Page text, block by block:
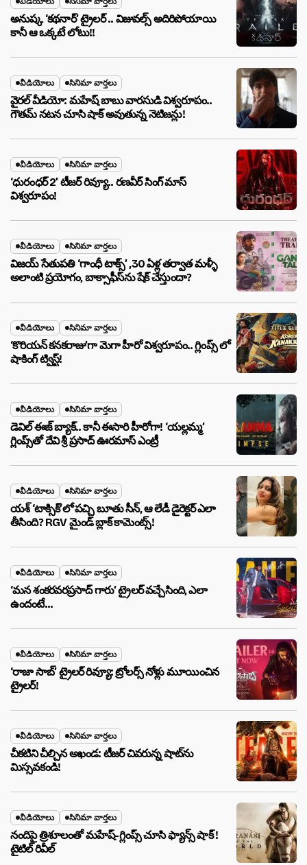
అనుష్క ‘కథనార్’ ట్రైలర్ .. విజువల్స్ అదిరిపోయాయి
కానీ ఆ ఒక్కటే లోటు!!
వీడియోలు సినిమా వార్తలు
వైరల్ వీడియో: మహేష్ బాబు వారసుడి విశ్వరూపం..
గౌతమ్ నటన చూసి షాక్ అవుతున్న నెటిజన్లు!
వీడియోలు సినిమా వార్తలు
‘ధురంధర్ 2’ టీజర్ రివ్యూ.. రణవీర్ సింగ్ మాస్
విశ్వరూపం!
వీడియోలు సినిమా వార్తలు
విజయ్ సేతుపతి ‘గాంధీ టాక్స్’ ,30 ఏళ్ల తర్వాత మళ్ళీ
అలాంటి ప్రయోగం, బాక్సాఫీస్‌ను షేక్ చేస్తుందా?
వీడియోలు సినిమా వార్తలు
‘కొరియన్ కనకరాజు’గా మెగా హీరో విశ్వరూపం.. గ్లింప్స్ లో
షాకింగ్ ట్విస్ట్!
వీడియోలు సినిమా వార్తలు
డెవిల్ ఈజ్ బ్యాక్.. కానీ ఈసారి హీరోగా! ‘యల్లమ్మ’
గ్లింప్స్‌తో దేవి శ్రీ ప్రసాద్ ఊరమాస్ ఎంట్రీ
వీడియోలు సినిమా వార్తలు
యశ్ ‘టాక్సిక్’లో పచ్చి బూతు సీన్, ఆ లేడీ డైరెక్టర్ ఎలా
తీసింది? RGV మైండ్ బ్లాక్ కామెంట్స్!
వీడియోలు సినిమా వార్తలు
‘మన శంకరవరప్రసాద్ గారు’ ట్రైలర్ వచ్చేసింది, ఎలా
ఉందంటే…
వీడియోలు సినిమా వార్తలు
‘రాజా సాబ్’ ట్రైలర్ రివ్యూ: ట్రోలర్స్ నోళ్లు మూయించిన
ట్రైలర్!
వీడియోలు సినిమా వార్తలు
చీకటిని చీల్చిన అఖండ: టీజర్ చివరున్న షాట్‌ను
మిస్సవకండి!
వీడియోలు సినిమా వార్తలు
నందిపై త్రిశూలంతో మహేష్-గ్లింప్స్ చూసి ఫ్యాన్స్ షాక్ !
టైటిల్ రివీల్